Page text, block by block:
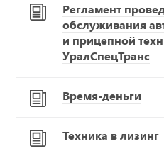
Регламент
обслуживания
и прицепной
УралСпецТранс
Время-деньги
Техника в лизинг